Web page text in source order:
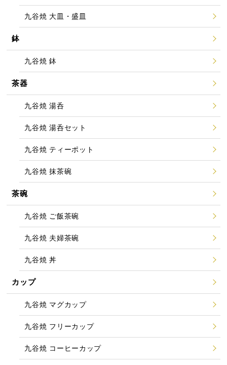
九谷焼 大皿・盛皿
鉢
九谷焼 鉢
茶器
九谷焼 湯呑
九谷焼 湯呑セット
九谷焼 ティーポット
九谷焼 抹茶碗
茶碗
九谷焼 ご飯茶碗
九谷焼 夫婦茶碗
九谷焼 丼
カップ
九谷焼 マグカップ
九谷焼 フリーカップ
九谷焼 コーヒーカップ